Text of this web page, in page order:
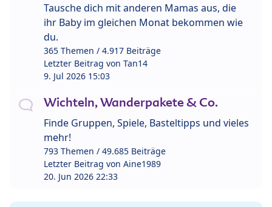
Tausche dich mit anderen Mamas aus, die
ihr Baby im gleichen Monat bekommen wie
du.
365 Themen / 4.917 Beiträge
Letzter Beitrag von Tan14
9. Jul 2026 15:03
Wichteln, Wanderpakete & Co.
Finde Gruppen, Spiele, Basteltipps und vieles
mehr!
793 Themen / 49.685 Beiträge
Letzter Beitrag von Aine1989
20. Jun 2026 22:33